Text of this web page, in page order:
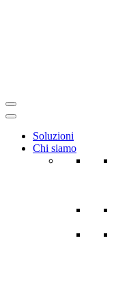
Soluzioni
Chi siamo